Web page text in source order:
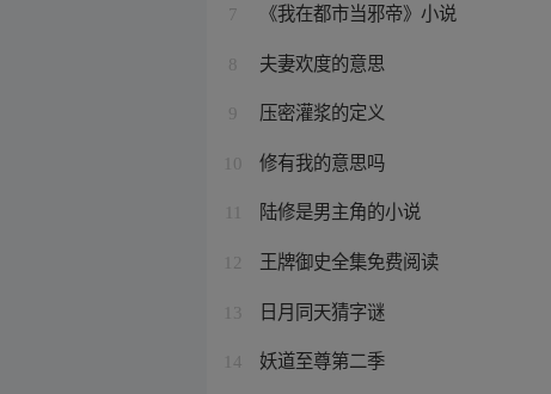
7 《我在都市当邪帝》小说
8 夫妻欢度的意思
9 压密灌浆的定义
10 修有我的意思吗
陆修是男主角的小说
12 王牌御史全集免费阅读
13 日月同天猜字谜
14 妖道至尊第二季